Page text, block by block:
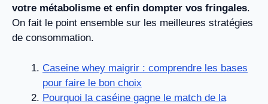
votre métabolisme et enfin dompter vos fringales.
On fait le point ensemble sur les meilleures stratégies
de consommation.
Caseine whey maigrir : comprendre les bases
pour faire le bon choix
Pourquoi la caséine gagne le match de la